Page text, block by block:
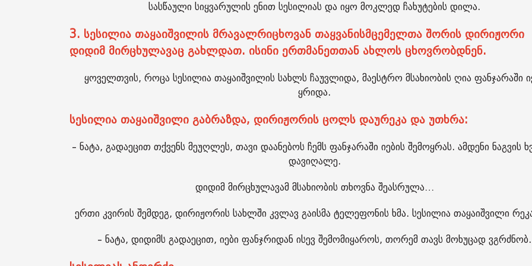
სასწაული სიყვარულის ენით სესილიას და იყო მოკლედ ჩახუტების დილა.
3. სესილია თაყაიშვილის მრავალრიცხოვან თაყვანისმცემელთა შორის დირიჟორი
დიდიმ მირცხულავაც გახლდათ. ისინი ერთმანეთთან ახლოს ცხოვრობდნენ.
ყოველთვის, როცა სესილია თაყაიშვილის სახლს ჩაუვლიდა, მაესტრო მსახიობის ღია ფანჯარაში
ყრიდა.
სესილია თაყაიშვილი გაბრაზდა, დირიჟორის ცოლს დაურეკა და უთხრა:
– ნატა, გადაეცით თქვენს მეუღლეს, თავი დაანებოს ჩემს ფანჯარაში იების შემოყრას. ამდენი ნაგვის
დავიღალე.
დიდიმ მირცხულავამ მსახიობის თხოვნა შეასრულა…
ერთი კვირის შემდეგ, დირიჟორის სახლში კვლავ გაისმა ტელეფონის ხმა. სესილია თაყაიშვილი
– ნატა, დიდიმს გადაეცით, იები ფანჯრიდან ისევ შემომიყაროს, თორემ თავს მოხუცად ვგრძნობ.